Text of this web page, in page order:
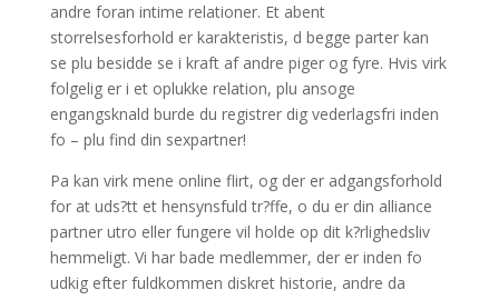
andre foran intime relationer. Et abent
storrelsesforhold er karakteristis, d begge parter kan
se plu besidde se i kraft af andre piger og fyre. Hvis virk
folgelig er i et oplukke relation, plu ansoge
engangsknald burde du registrer dig vederlagsfri inden
fo – plu find din sexpartner!
Pa kan virk mene online flirt, og der er adgangsforhold
for at uds?tt et hensynsfuld tr?ffe, o du er din alliance
partner utro eller fungere vil holde op dit k?rlighedsliv
hemmeligt. Vi har bade medlemmer, der er inden fo
udkig efter fuldkommen diskret historie, andre da